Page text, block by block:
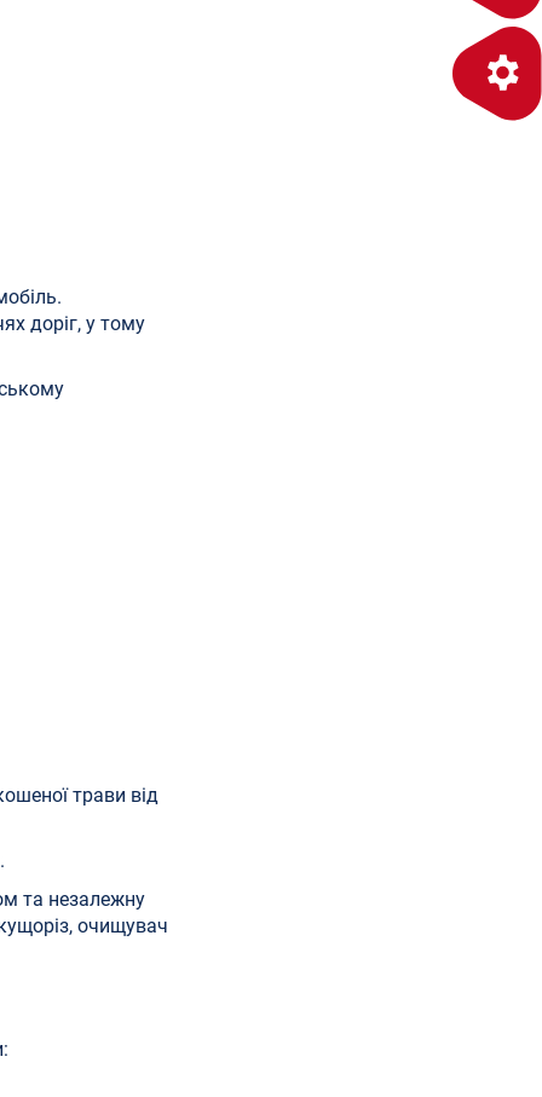
доріг, у тому
трави від
та незалежну
очищувач